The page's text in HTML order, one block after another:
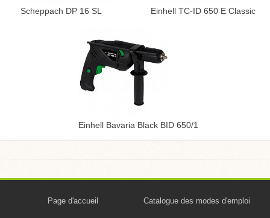
Scheppach DP 16 SL Einhell TC-ID 650 E Classic
Einhell Bavaria Black BID 650/1
Page d'accueil Catalogue des modes d'emploi